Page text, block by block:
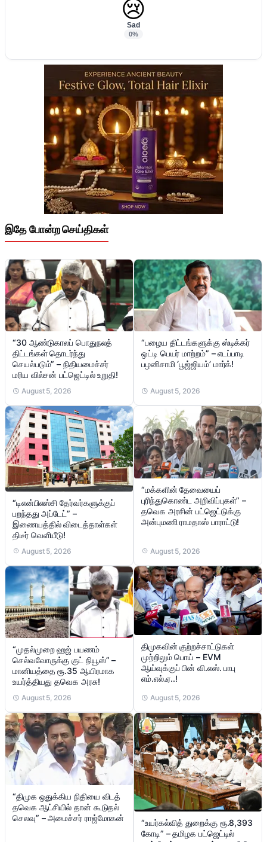
😢
Sad
0%
இதே போன்ற செய்திகள்
“30 ஆண்டுகாலப் பொதுநலத்
திட்டங்கள் தொடர்ந்து
செயல்படும்” – நிதியமைச்சர்
மரிய வில்சன் பட்ஜெட்டில் உறுதி!
August 5, 2026
“பழைய திட்டங்களுக்கு ஸ்டிக்கர்
ஒட்டி பெயர் மாற்றம்” – எடப்பாடி
பழனிசாமி ‘பூஜ்ஜியம்’ மார்க்!
August 5, 2026
“டிஎன்பிஎஸ்சி தேர்வர்களுக்குப்
பறந்தது அப்டேட்” –
இணையத்தில் விடைத்தாள்கள்
திடீர் வெளியீடு!
August 5, 2026
“மக்களின் தேவையைப்
புரிந்துகொண்ட அறிவிப்புகள்” –
தவெக அரசின் பட்ஜெட்டுக்கு
அன்புமணி ராமதாஸ் பாராட்டு!
August 5, 2026
“முதல்முறை ஹஜ் பயணம்
செல்வவோருக்கு குட் நியூஸ்” –
மானியத்தை ரூ.35 ஆயிரமாக
உயர்த்தியது தவெக அரசு!
August 5, 2026
திமுகவின் குற்றச்சாட்டுகள்
முற்றிலும் பொய் – EVM
ஆய்வுக்குப் பின் வி.எஸ். பாபு
எம்.எல்.ஏ..!
August 5, 2026
“திமுக ஒதுக்கிய நிதியை விடத்
தவெக ஆட்சியில் தான் கூடுதல்
செலவு” – அமைச்சர் ராஜ்மோகன்
“உயர்கல்வித் துறைக்கு ரூ.8,393
கோடி” – தமிழக பட்ஜெட்டில்